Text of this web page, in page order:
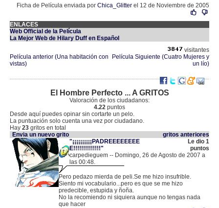
Ficha de Película enviada por Chica_Glitter el 12 de Noviembre de 2005
ENLACES
Web Official de la Película
La Mejor Web de Hilary Duff en Español
visitantes
Película anterior (Una habitación con
vistas)
Película Siguiente (Cuatro Mujeres y
un lío)
El Hombre Perfecto ... A GRITOS
Valoración de los ciudadanos:
4.22 puntos
Desde aquí puedes opinar sin cortarte un pelo.
La puntuación solo cuenta una vez por ciudadano.
Hay 23 gritos en total
Envia un nuevo grito
gritos anteriores
"¡¡¡¡¡¡¡¡¡¡PADREEEEEEEE
E!!!!!!!!!!!!!!"
Le dio 1
puntos
carpedieguem -- Domingo, 26 de Agosto de 2007 a
las 00:48.
Pero pedazo mierda de peli.Se me hizo insufrible.
Siento mi vocabulario...pero es que se me hizo
predecible, estupida y ñoña.
No la recomiendo ni siquiera aunque no tengas nada
que hacer